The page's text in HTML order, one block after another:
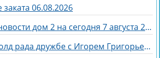
06.08.2026
Последние новости дом 2 на сегодня 7 августа 2026
Анастасия Голд рада дружбе с Игорем Григорьевым